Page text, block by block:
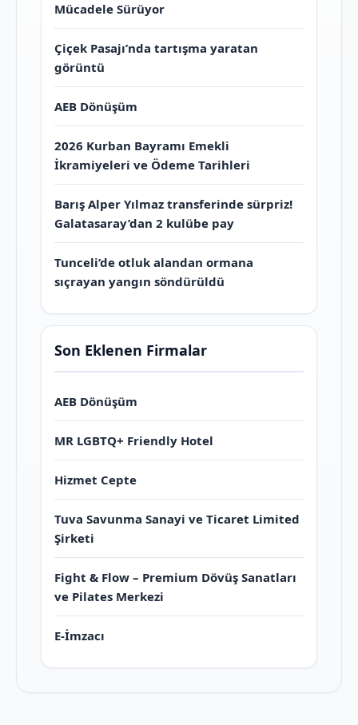
Mücadele Sürüyor
Çiçek Pasajı’nda tartışma yaratan
görüntü
AEB Dönüşüm
2026 Kurban Bayramı Emekli
İkramiyeleri ve Ödeme Tarihleri
Barış Alper Yılmaz transferinde sürpriz!
Galatasaray’dan 2 kulübe pay
Tunceli’de otluk alandan ormana
sıçrayan yangın söndürüldü
Son Eklenen Firmalar
AEB Dönüşüm
MR LGBTQ+ Friendly Hotel
Hizmet Cepte
Tuva Savunma Sanayi ve Ticaret Limited
Şirketi
Fight & Flow – Premium Dövüş Sanatları
ve Pilates Merkezi
E-İmzacı